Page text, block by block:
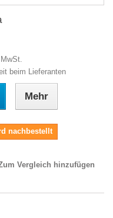
beim Lieferanten
Mehr
nachbestellt
Vergleich hinzufügen